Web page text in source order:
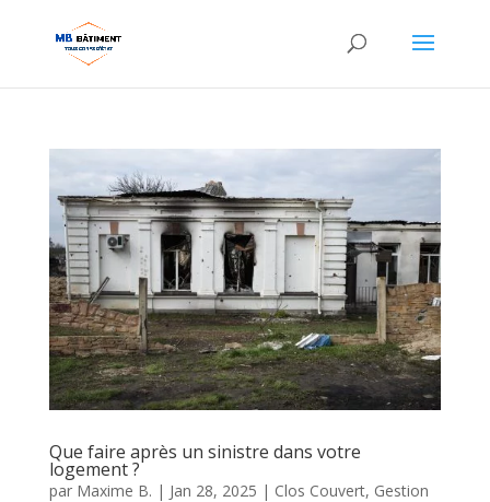
Que faire après un sinistre dans votre
logement ?
par Maxime B. | Jan 28, 2025 | Clos Couvert, Gestion